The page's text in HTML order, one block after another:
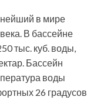
в мире
В бассейне
тыс. куб. воды,
Бассейн
воды
26 градусов